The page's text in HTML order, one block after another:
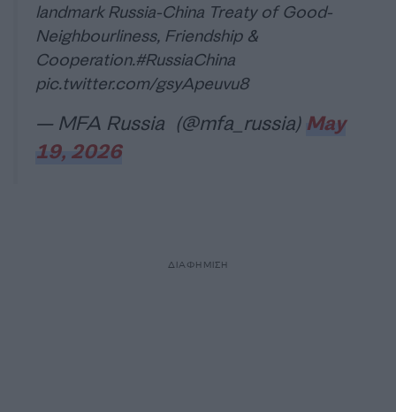
landmark Russia-China Treaty of Good-
Neighbourliness, Friendship &
Cooperation.#RussiaChina
pic.twitter.com/gsyApeuvu8
— MFA Russia (@mfa_russia) May
19, 2026
ΔΙΑΦΗΜΙΣΗ